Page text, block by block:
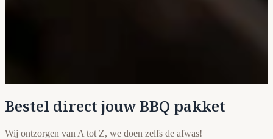
Bestel direct jouw BBQ pakket
Wij ontzorgen van A tot Z, we doen zelfs de afwas!